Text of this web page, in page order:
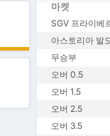
마켓
SGV 프라이베
아스토리아 발
무승부
오버 0.5
오버 1.5
오버 2.5
오버 3.5